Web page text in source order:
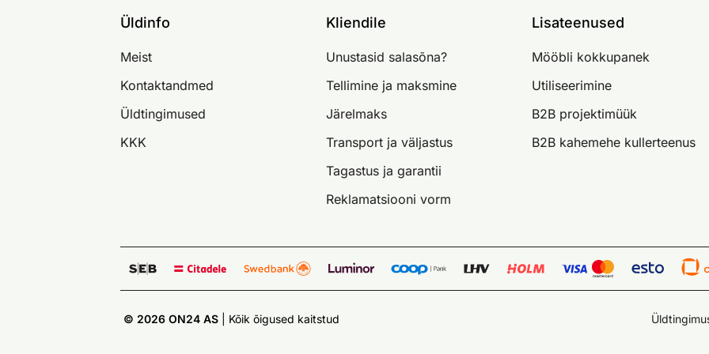
Üldinfo
Meist
Kontaktandmed
Üldtingimused
KKK
Kliendile
Unustasid salasõna?
Tellimine ja maksmine
Järelmaks
Transport ja väljastus
Tagastus ja garantii
Reklamatsiooni vorm
Lisateenused
Mööbli kokkupanek
Utiliseerimine
B2B projektimüük
B2B kahemehe kullerteenus
© 2026 ON24 AS Kõik õigused kaitstud